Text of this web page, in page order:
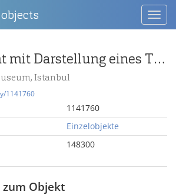
Friesfragment mit Darstellung eines Tritonen bei der Eberjagd
Istanbul
1141760
1141760
Einzelobjekte
148300
Objekt